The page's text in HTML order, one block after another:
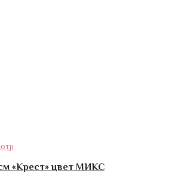
«Крест» цвет МИКС